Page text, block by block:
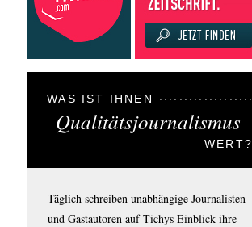
WAS IST IHNEN
Qualitätsjournalismus
WERT?
Täglich schreiben unabhängige Journalisten
und Gastautoren auf Tichys Einblick ihre